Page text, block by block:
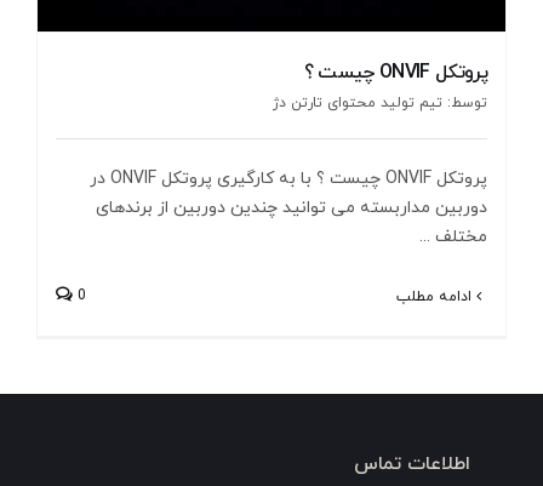
پروتکل ONVIF چیست ؟
توسط: تیم تولید محتوای تارتن دژ
پروتکل ONVIF چیست ؟ با به کارگیری پروتکل ONVIF در
دوربین مداربسته می توانید چندین دوربین از برندهای
مختلف ...
ادامه مطلب 0
اطلاعات تماس